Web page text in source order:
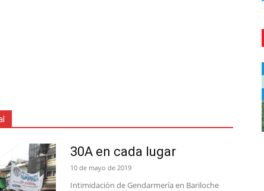
30A en cada lugar
10 de mayo de 2019
Intimidación de Gendarmería en Bariloche